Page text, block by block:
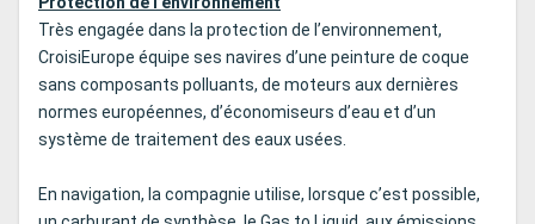
Très engagée dans la protection de l’environnement,
CroisiEurope équipe ses navires d’une peinture de coque
sans composants polluants, de moteurs aux dernières
normes européennes, d’économiseurs d’eau et d’un
système de traitement des eaux usées.
En navigation, la compagnie utilise, lorsque c’est possible,